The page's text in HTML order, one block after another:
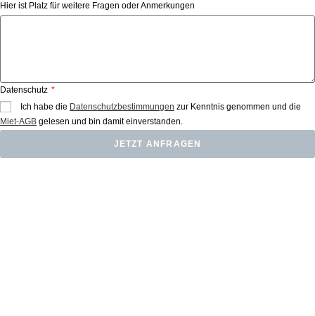
Hier ist Platz für weitere Fragen oder Anmerkungen
Datenschutz
Ich habe die Datenschutzbestimmungen zur Kenntnis genommen und die
Miet-AGB gelesen und bin damit einverstanden.
JETZT ANFRAGEN